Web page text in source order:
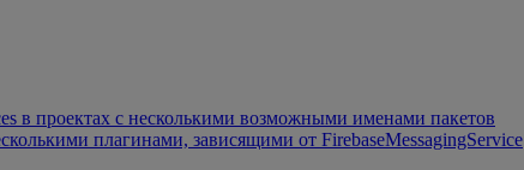
в проектах с несколькими возможными именами пакетов
плагинами, зависящими от FirebaseMessagingService